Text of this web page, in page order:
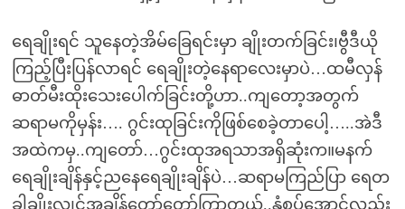
ရေချိုးရင် သူနေတဲ့အိမ်ခြေရင်းမှာ ချိုးတက်ခြင်း၊ဗွီဒီယို
ကြည့်ပြီးပြန်လာရင် ရေချိုးတဲ့နေရာလေးမှာပဲ…ထမီလှန်
ဓာတ်မီးထိုးသေးပေါက်ခြင်းတို့ဟာ..ကျတော့အတွက်
ဆရာမကိုမှန်း…. ဂွင်းထုခြင်းကိုဖြစ်စေခဲ့တာပေါ့…..အဲဒီ
အထဲကမှ..ကျတော်…ဂွင်းထုအရသာအရှိဆုံးက။မနက်
ရေချိုးချိန်နှင့်ညနေရေချိုးချိန်ပဲ…ဆရာမကြည်ပြာ ရေတ
ခါချိုးလျှင်အချိန်တော်တော်ကြာတယ်..နှံစပ်အောင်လည်း